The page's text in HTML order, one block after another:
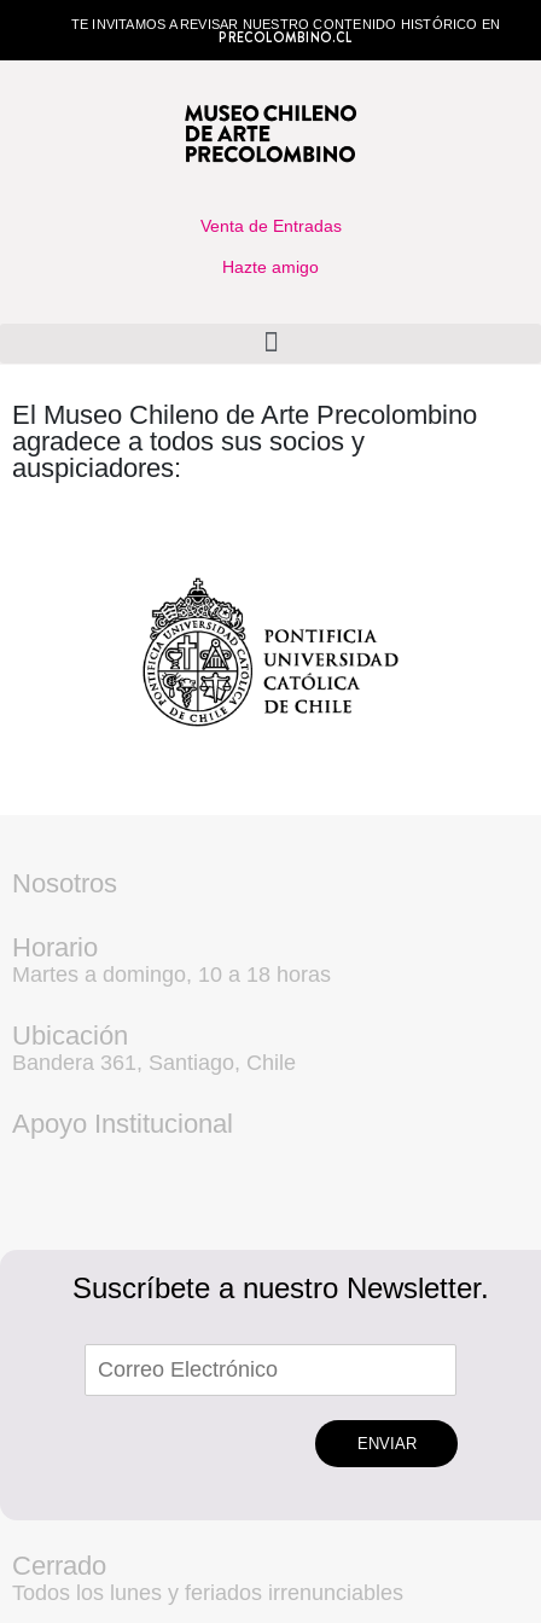
TE INVITAMOS A REVISAR NUESTRO CONTENIDO HISTÓRICO EN
PRECOLOMBINO.CL
Venta de Entradas
Hazte amigo
El Museo Chileno de Arte Precolombino
agradece a todos sus socios y
auspiciadores:
Nosotros
Horario
Martes a domingo, 10 a 18 horas
Ubicación
Bandera 361, Santiago, Chile
Apoyo Institucional
Suscríbete a nuestro Newsletter.
ENVIAR
Cerrado
Todos los lunes y feriados irrenunciables